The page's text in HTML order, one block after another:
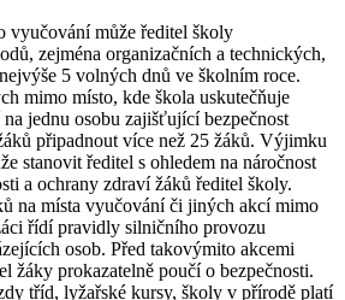
vyučování může ředitel školy
zejména organizačních a technických,
5 volných dnů ve školním roce.
mimo místo, kde škola uskutečňuje
jednu osobu zajišťující bezpečnost
připadnout více než 25 žáků. Výjimku
stanovit ředitel s ohledem na náročnost
a ochrany zdraví žáků ředitel školy.
na místa vyučování či jiných akcí mimo
řídí pravidly silničního provozu
osob. Před takovýmito akcemi
žáky prokazatelně poučí o bezpečnosti.
tříd, lyžařské kursy, školy v přírodě platí